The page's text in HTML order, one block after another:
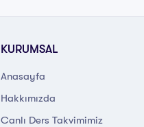
KURUMSAL
Anasayfa
Hakkımızda
Canlı Ders Takvimimiz